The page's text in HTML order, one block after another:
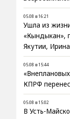
05.08 в 16:21
Ушла из
«Кындыкан»,
Якутии,
05.08 в 15:44
КПРФ
05.08 в 15:02
В Усть-